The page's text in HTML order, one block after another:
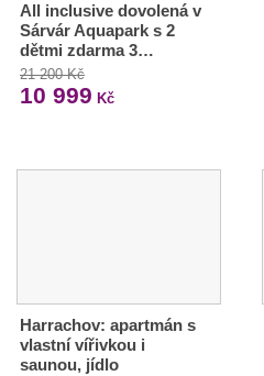
All inclusive dovolená v
Sárvár Aquapark s 2
dětmi zdarma 3…
21 200 Kč
10 999 Kč
Harrachov: apartmán s
vlastní vířivkou i
saunou, jídlo